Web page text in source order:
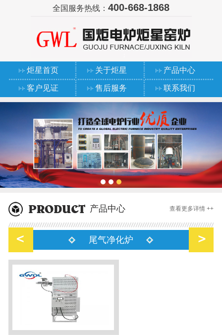
全国服务热线： 400-668-1868
炬星首页 关于炬星 产品中心
客户见证 售后服务 联系我们
产品中心 查看更多详情 ++
尾气净化炉